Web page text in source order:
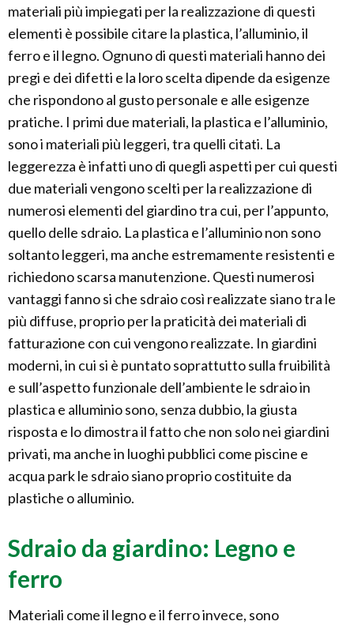
materiali più impiegati per la realizzazione di questi
elementi è possibile citare la plastica, l’alluminio, il
ferro e il legno. Ognuno di questi materiali hanno dei
pregi e dei difetti e la loro scelta dipende da esigenze
che rispondono al gusto personale e alle esigenze
pratiche. I primi due materiali, la plastica e l’alluminio,
sono i materiali più leggeri, tra quelli citati. La
leggerezza è infatti uno di quegli aspetti per cui questi
due materiali vengono scelti per la realizzazione di
numerosi elementi del giardino tra cui, per l’appunto,
quello delle sdraio. La plastica e l’alluminio non sono
soltanto leggeri, ma anche estremamente resistenti e
richiedono scarsa manutenzione. Questi numerosi
vantaggi fanno si che sdraio così realizzate siano tra le
più diffuse, proprio per la praticità dei materiali di
fatturazione con cui vengono realizzate. In giardini
moderni, in cui si è puntato soprattutto sulla fruibilità
e sull’aspetto funzionale dell’ambiente le sdraio in
plastica e alluminio sono, senza dubbio, la giusta
risposta e lo dimostra il fatto che non solo nei giardini
privati, ma anche in luoghi pubblici come piscine e
acqua park le sdraio siano proprio costituite da
plastiche o alluminio.
Sdraio da giardino: Legno e
ferro
Materiali come il legno e il ferro invece, sono